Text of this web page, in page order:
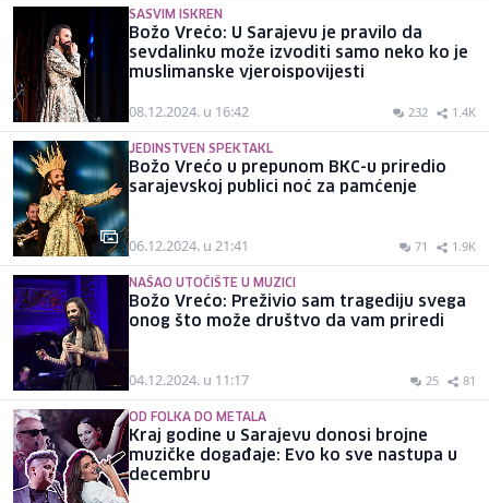
SASVIM ISKREN
Božo Vrećo: U Sarajevu je pravilo da
sevdalinku može izvoditi samo neko ko je
muslimanske vjeroispovijesti
08.12.2024. u 16:42 232 1.4K
JEDINSTVEN SPEKTAKL
Božo Vrećo u prepunom BKC-u priredio
sarajevskoj publici noć za pamćenje
06.12.2024. u 21:41 71 1.9K
NAŠAO UTOČIŠTE U MUZICI
Božo Vrećo: Preživio sam tragediju svega
onog što može društvo da vam priredi
04.12.2024. u 11:17 25 81
OD FOLKA DO METALA
Kraj godine u Sarajevu donosi brojne
muzičke događaje: Evo ko sve nastupa u
decembru